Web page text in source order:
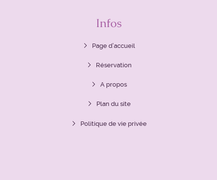
Infos
Page d’accueil
Réservation
A propos
Plan du site
Politique de vie privée